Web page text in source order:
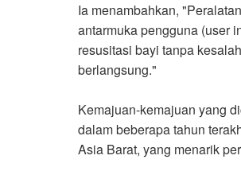
Ia menambahkan,
antarmuka pengguna (user
resusitasi bayi tanpa
berlangsung."
Kemajuan-kemajuan yang
dalam beberapa tahun
Asia Barat, yang menarik